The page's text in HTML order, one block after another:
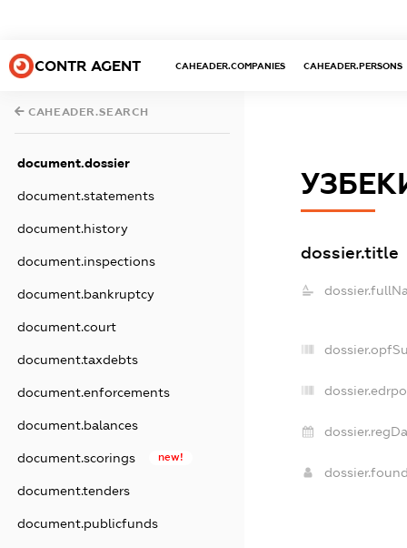
CONTR AGENT CAHEADER.COMPANIES CAHEADER.PERSONS
CAHEADER.SEARCH
document.dossier
document.statements
document.history
document.inspections
document.bankruptcy
document.court
document.taxdebts
document.enforcements
document.balances
document.scorings new!
document.tenders
document.publicfunds
dossier.title